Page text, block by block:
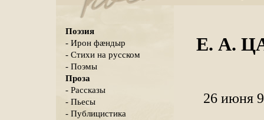
Поэзия
- Ирон фæндыр
- Стихи на русском
- Поэмы
Проза
- Рассказы
- Пьесы
- Публицистика
Е. А.
26 июня